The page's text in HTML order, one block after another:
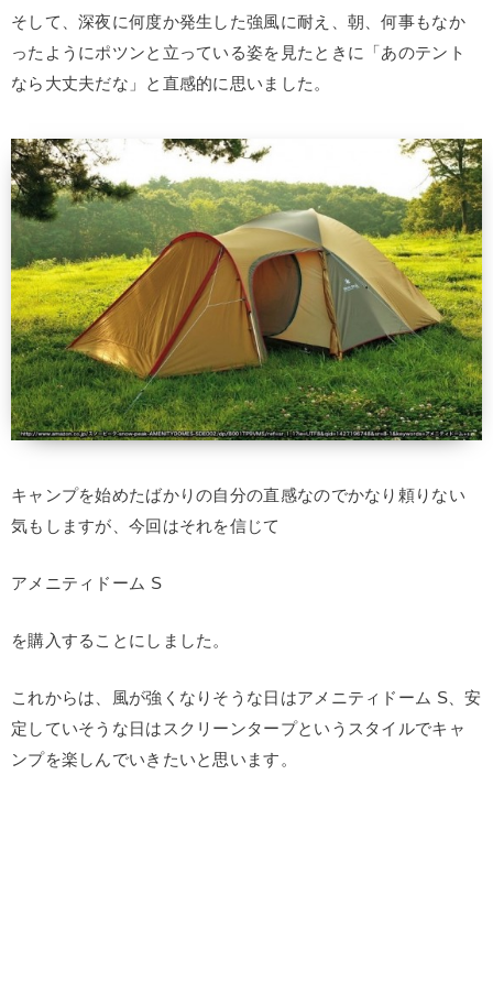
そして、深夜に何度か発生した強風に耐え、朝、何事もなか
ったようにポツンと立っている姿を見たときに「あのテント
なら大丈夫だな」と直感的に思いました。
キャンプを始めたばかりの自分の直感なのでかなり頼りない
気もしますが、今回はそれを信じて
アメニティドーム S
を購入することにしました。
これからは、風が強くなりそうな日はアメニティドーム S、安
定していそうな日はスクリーンタープというスタイルでキャ
ンプを楽しんでいきたいと思います。